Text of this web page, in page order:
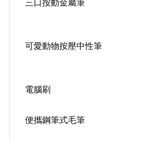
三口按動金屬筆
可愛動物按壓中性筆
電腦刷
便攜鋼筆式毛筆